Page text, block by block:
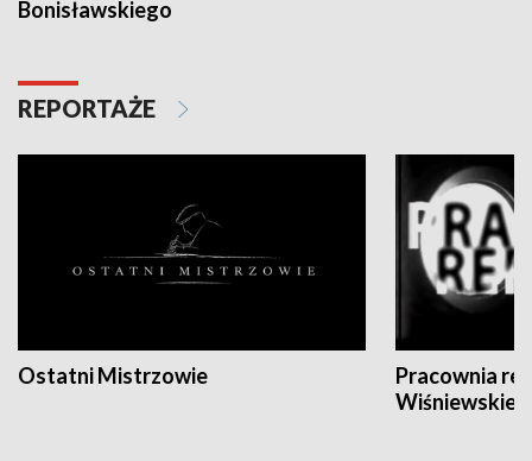
Bonisławskiego
REPORTAŻE
Ostatni Mistrzowie
Pracownia